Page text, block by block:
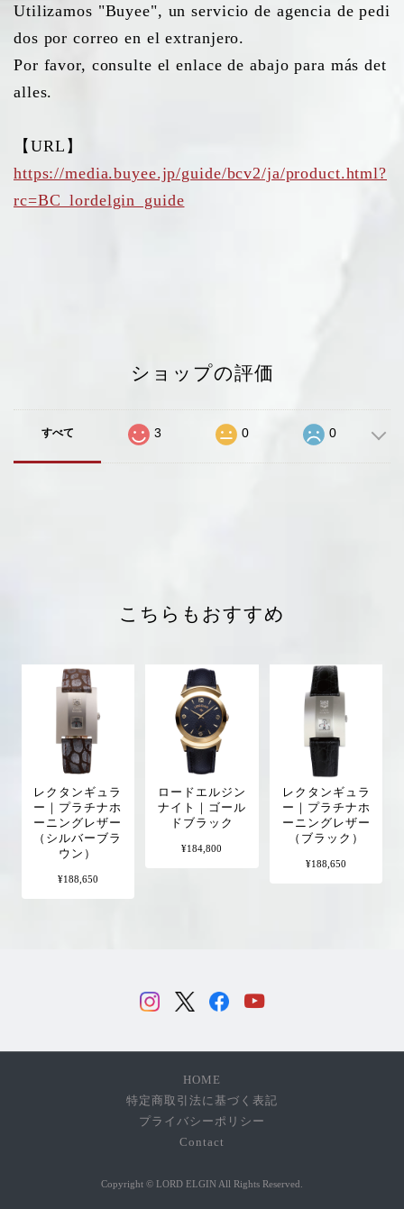
Utilizamos "Buyee", un servicio de agencia de pedi
dos por correo en el extranjero.
Por favor, consulte el enlace de abajo para más det
alles.
【URL】
https://media.buyee.jp/guide/bcv2/ja/product.html?
rc=BC_lordelgin_guide
ショップの評価
すべて 3 0 0
こちらもおすすめ
レクタンギュラ
ー｜プラチナホ
ーニングレザー
（シルバーブラ
ウン）
¥188,650
ロードエルジン
ナイト｜ゴール
ドブラック
¥184,800
レクタンギュラ
ー｜プラチナホ
ーニングレザー
（ブラック）
¥188,650
HOME
特定商取引法に基づく表記
プライバシーポリシー
Contact
Copyright © LORD ELGIN All Rights Reserved.